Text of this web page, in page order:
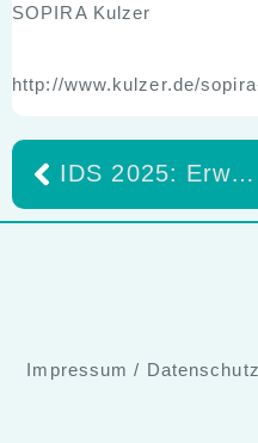
SOPIRA Kulzer
http://www.kulzer.de/
IDS 2025: Erwartete Neuheiten zur Internationalen Dental-Schau
Impressum / Datenschutz